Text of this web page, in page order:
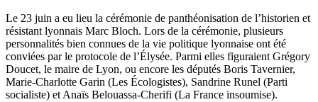
Le 23 juin a eu lieu la cérémonie de panthéonisation de l’historien et
résistant lyonnais Marc Bloch. Lors de la cérémonie, plusieurs
personnalités bien connues de la vie politique lyonnaise ont été
conviées par le protocole de l’Élysée. Parmi elles figuraient Grégory
Doucet, le maire de Lyon, ou encore les députés Boris Tavernier,
Marie-Charlotte Garin (Les Écologistes), Sandrine Runel (Parti
socialiste) et Anaïs Belouassa-Cherifi (La France insoumise).